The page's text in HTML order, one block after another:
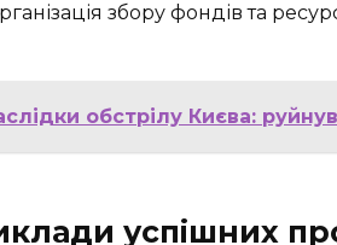
збору фондів та
обстрілу Києва:
успішних